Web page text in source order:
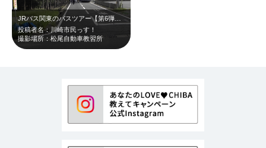
JRバス関東のバスツアー【第6弾！山城ガールむつみ隊長と行く千葉の山城ツアー】…
投稿者名：川崎市民っす！
撮影場所：松尾自動車教習所